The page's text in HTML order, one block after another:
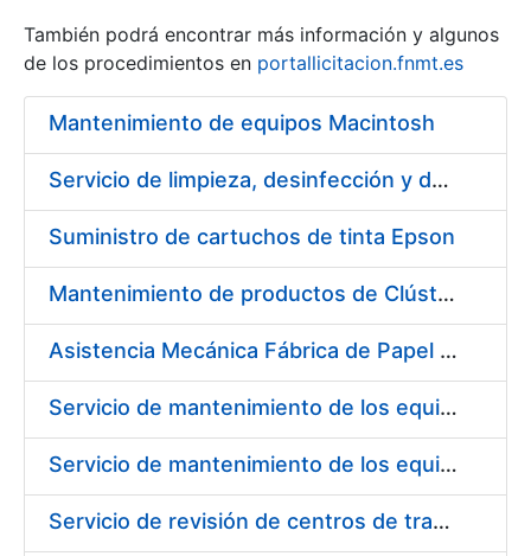
Erakutsi/Ezkutatu
También podrá encontrar más información y algunos
de los procedimientos en portallicitacion.fnmt.es
Mantenimiento de equipos Macintosh
Servicio de limpieza, desinfección y descontaminación de ropa de trabajo
Suministro de cartuchos de tinta Epson
Mantenimiento de productos de Clúster y Backup de datos
Asistencia Mecánica Fábrica de Papel de Burgos
Servicio de mantenimiento de los equipos de transporte de cargas y elevación, existentes en las diferentes áreas de la Fábrica de Papel de Seguridad de Burgos
Servicio de mantenimiento de los equipos de climatización existentes en las diferentes áreas de la Fábrica de Papel de Seguridad de Burgos
Servicio de revisión de centros de transformación en Fábrica de Papel de Burgos